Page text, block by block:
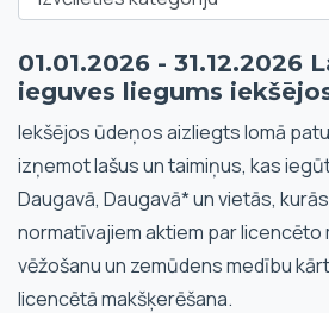
01.01.2026 - 31.12.2026
ieguves liegums
Iekšējos ūdeņos aizliegts lomā
izņemot lašus un taimiņus, kas
Daugavā, Daugavā* un vietās,
normatīvajiem aktiem par licencēto
vēžošanu un zemūdens medību
licencētā makšķerēšana.